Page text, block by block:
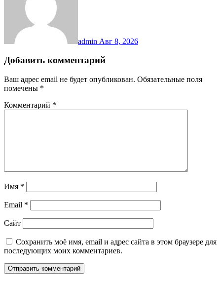
admin Авг 8, 2026
Добавить комментарий
Ваш адрес email не будет опубликован. Обязательные поля
помечены *
Комментарий *
Имя *
Email *
Сайт
Сохранить моё имя, email и адрес сайта в этом браузере для
последующих моих комментариев.